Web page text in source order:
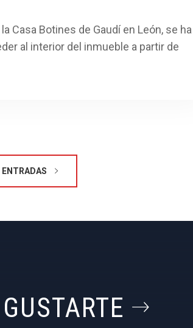
Casa Botines de Gaudí en León, se ha
al interior del inmueble a partir de